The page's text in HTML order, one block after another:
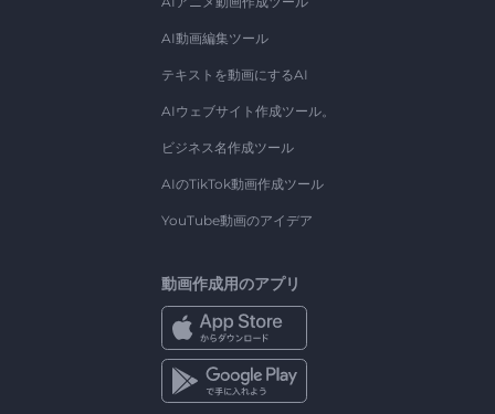
AI動画編集ツール
テキストを動画にするAI
AIウェブサイト作成ツール。
ビジネス名作成ツール
AIのTikTok動画作成ツール
YouTube動画のアイデア
動画作成用のアプリ